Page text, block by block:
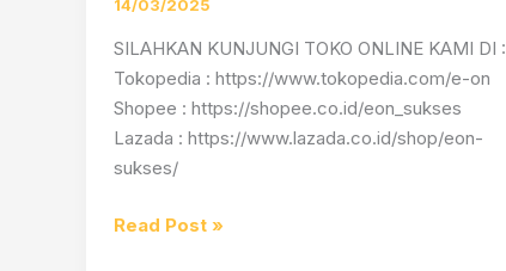
14/03/2025
SILAHKAN KUNJUNGI TOKO ONLINE KAMI DI :
Tokopedia : https://www.tokopedia.com/e-on
Shopee : https://shopee.co.id/eon_sukses
Lazada : https://www.lazada.co.id/shop/eon-
sukses/
KAMI
Read Post »